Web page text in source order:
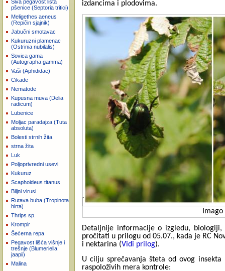
Siva pegavost lista
pšenice (Septoria tritici)
Meligethes aeneus
(Repičin sjajnik)
Jabučni smotavac
Kukuruzni plamenac
(Ostrinia nubilalis)
Sovica gama
(Autographa gamma)
Vaši (Aphididae)
Cikade
Nematode
Kupusna muva (Delia
radicum)
Lubenice
Moljac paradajza (Tuta
absoluta)
Bolesti strnih žita
strna žita
Luk
Poljoprivredni usevi
Kukuruz
Scaphoideus titanus
Biljni virusi
Rutava buba (Tropinota
hirta)
Thrips sp.
Krompir
Šećerna repa
Pegavost lišća višnje i
trešnje (Blumeriella
jaapii)
Malina
izdancima i plodovima.
Imago
Detaljnije informacije o izgledu,
pročitati u prilogu od 05.07., kada je RC
i nektarina (Vidi prilog).
U cilju sprečavanja šteta od ovog
raspoloživih mera kontrole: